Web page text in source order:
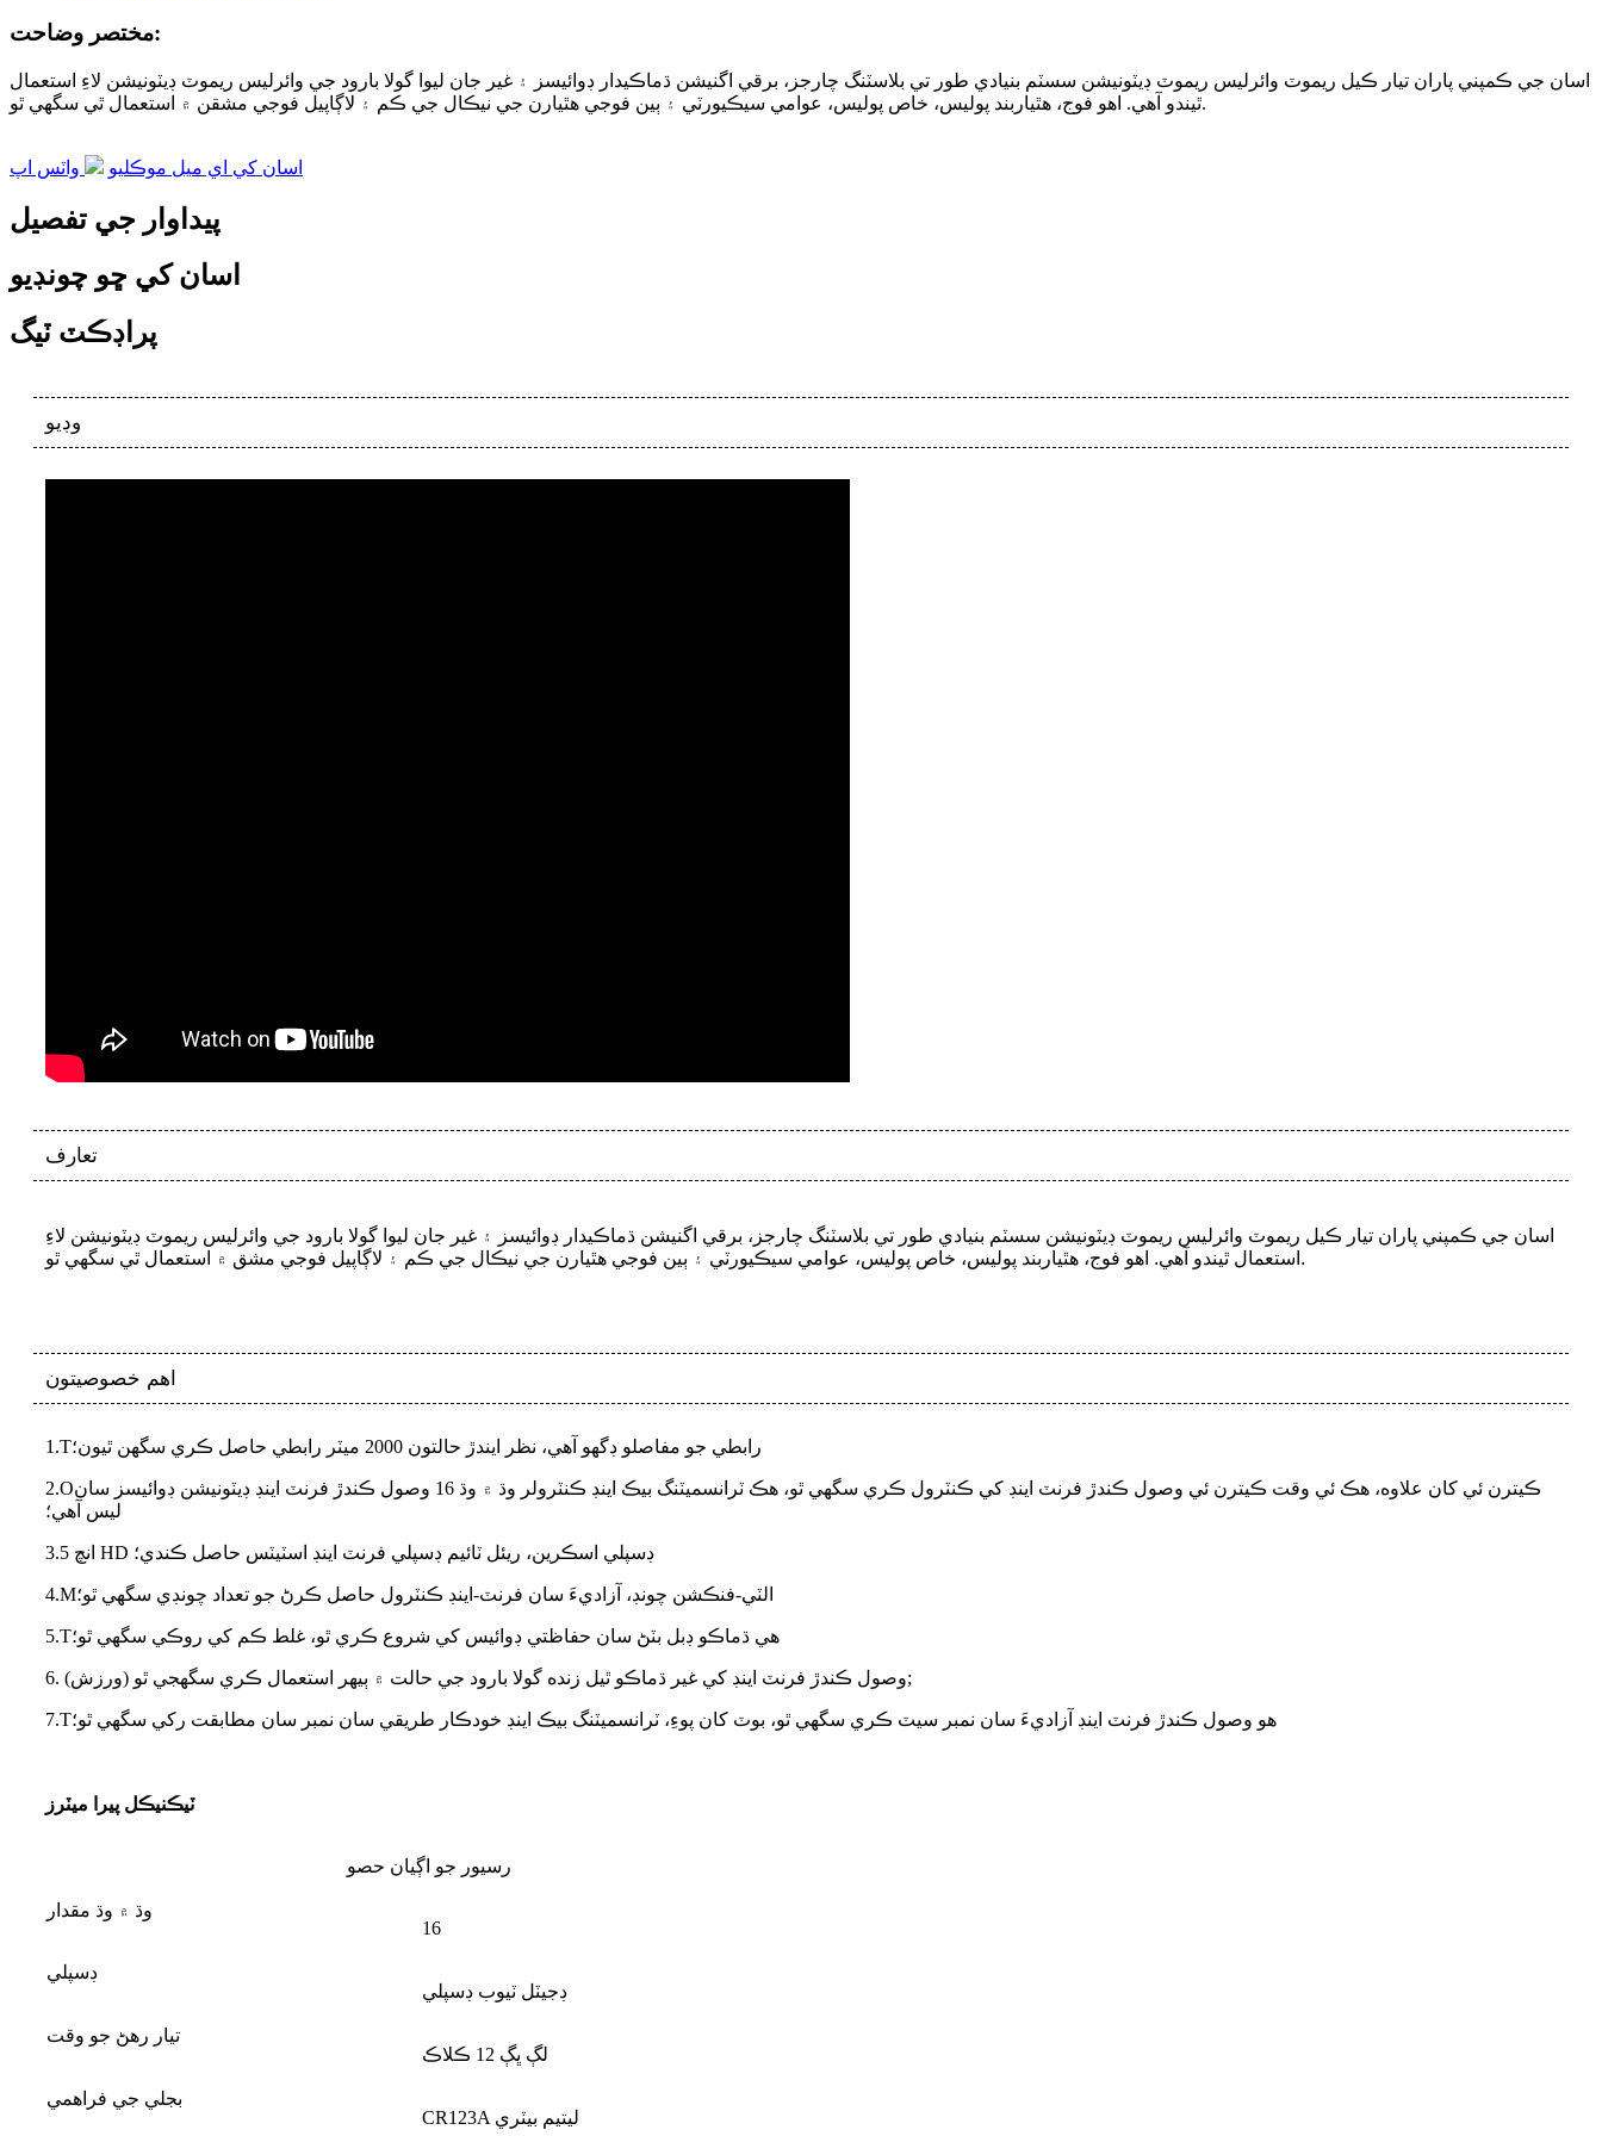
مختصر وضاحت:
اسان جي ڪمپني پاران تيار ڪيل ريموٽ وائرليس ريموٽ ڊيٽونيشن سسٽم بنيادي طور تي بلاسٽنگ چارجز، برقي اگنيشن ڌماڪيدار ڊوائيسز ۽ غير جان ليوا گولا بارود جي وائرليس ريموٽ ڊيٽونيشن لاءِ استعمال
ٿيندو آهي. اهو فوج، هٿياربند پوليس، خاص پوليس، عوامي سيڪيورٽي ۽ ٻين فوجي هٿيارن جي نيڪال جي ڪم ۽ لاڳاپيل فوجي مشقن ۾ استعمال ٿي سگهي ٿو.
اسان کي اي ميل موڪليو واٽس اپ
پيداوار جي تفصيل
اسان کي ڇو چونڊيو
پراڊڪٽ ٽيگ
وڊيو
تعارف
اسان جي ڪمپني پاران تيار ڪيل ريموٽ وائرليس ريموٽ ڊيٽونيشن سسٽم بنيادي طور تي بلاسٽنگ چارجز، برقي اگنيشن ڌماڪيدار ڊوائيسز ۽ غير جان ليوا گولا بارود جي وائرليس ريموٽ ڊيٽونيشن لاءِ
استعمال ٿيندو آهي. اهو فوج، هٿياربند پوليس، خاص پوليس، عوامي سيڪيورٽي ۽ ٻين فوجي هٿيارن جي نيڪال جي ڪم ۽ لاڳاپيل فوجي مشق ۾ استعمال ٿي سگهي ٿو.
اهم خصوصيتون
1.T رابطي جو مفاصلو ڊگهو آهي، نظر ايندڙ حالتون 2000 ميٽر رابطي حاصل ڪري سگهن ٿيون؛
2.Oڪيترن ئي کان علاوه، هڪ ئي وقت ڪيترن ئي وصول ڪندڙ فرنٽ اينڊ کي ڪنٽرول ڪري سگهي ٿو، هڪ ٽرانسميٽنگ بيڪ اينڊ ڪنٽرولر وڌ ۾ وڌ 16 وصول ڪندڙ فرنٽ اينڊ ڊيٽونيشن ڊوائيسز سان
ليس آهي؛
3.5 انچ HD ڊسپلي اسڪرين، ريئل ٽائيم ڊسپلي فرنٽ اينڊ اسٽيٽس حاصل ڪندي؛
4.Mالٽي-فنڪشن چونڊ، آزاديءَ سان فرنٽ-اينڊ ڪنٽرول حاصل ڪرڻ جو تعداد چونڊي سگھي ٿو؛
5.Tهي ڌماڪو ڊبل بٽڻ سان حفاظتي ڊوائيس کي شروع ڪري ٿو، غلط ڪم کي روڪي سگھي ٿو؛
6. وصول ڪندڙ فرنٽ اينڊ کي غير ڌماڪو ٿيل زنده گولا بارود جي حالت ۾ ٻيهر استعمال ڪري سگهجي ٿو (ورزش );
7.Tهو وصول ڪندڙ فرنٽ اينڊ آزاديءَ سان نمبر سيٽ ڪري سگهي ٿو، بوٽ کان پوءِ، ٽرانسميٽنگ بيڪ اينڊ خودڪار طريقي سان نمبر سان مطابقت رکي سگهي ٿو؛
ٽيڪنيڪل پيرا ميٽرز
رسيور جو اڳيان حصو
وڌ ۾ وڌ مقدار
16
ڊسپلي
ڊجيٽل ٽيوب ڊسپلي
تيار رهڻ جو وقت
لڳ ڀڳ 12 ڪلاڪ
بجلي جي فراهمي
CR123A ليتيم بيٽري